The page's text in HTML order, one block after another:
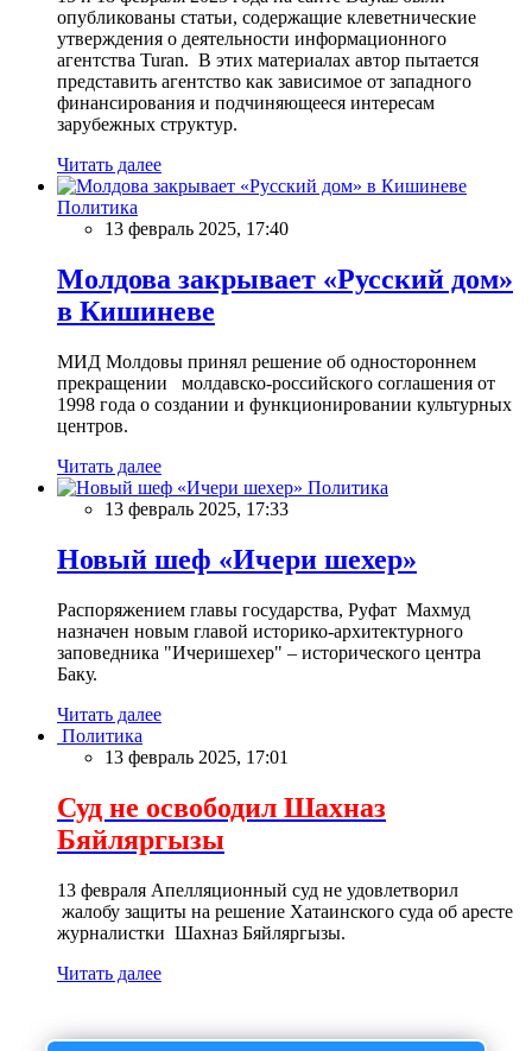
опубликованы статьи, содержащие клеветнические
утверждения о деятельности информационного
агентства Turan. В этих материалах автор пытается
представить агентство как зависимое от западного
финансирования и подчиняющееся интересам
зарубежных структур.
Читать далее
Политика
13 февраль 2025, 17:40
Молдова закрывает «Русский дом»
в Кишиневе
МИД Молдовы принял решение об одностороннем
прекращении молдавско-российского соглашения от
1998 года о создании и функционировании культурных
центров.
Читать далее
Политика
13 февраль 2025, 17:33
Новый шеф «Ичери шехер»
Распоряжением главы государства, Руфат Махмуд
назначен новым главой историко-архитектурного
заповедника "Ичеришехер" – исторического центра
Баку.
Читать далее
Политика
13 февраль 2025, 17:01
Суд не освободил Шахназ
Бяйляргызы
13 февраля Апелляционный суд не удовлетворил
жалобу защиты на решение Хатаинского суда об аресте
журналистки Шахназ Бяйляргызы.
Читать далее